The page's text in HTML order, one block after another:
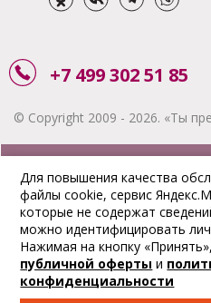
+7 499 302 51 85
© Copyright 2009 - 2026. «Ты
Для повышения качества
файлы cookie, сервис
которые не содержат
можно идентифицировать
Нажимая на кнопку
публичной оферты и
конфиденциальности